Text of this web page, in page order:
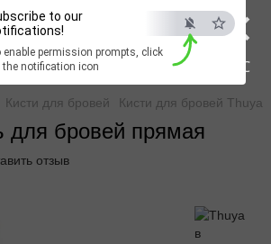
×
ESC
to our
enable permission prompts, click
the notification icon
Beauty Hunter
доставка при заказе от 2500 грн
Кисти для бровей Кисти для бровей Thuya
для бровей прямая
отзыв